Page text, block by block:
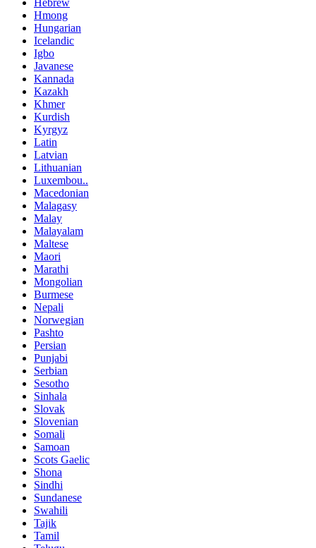
Hebrew
Hmong
Hungarian
Icelandic
Igbo
Javanese
Kannada
Kazakh
Khmer
Kurdish
Kyrgyz
Latin
Latvian
Lithuanian
Luxembou..
Macedonian
Malagasy
Malay
Malayalam
Maltese
Maori
Marathi
Mongolian
Burmese
Nepali
Norwegian
Pashto
Persian
Punjabi
Serbian
Sesotho
Sinhala
Slovak
Slovenian
Somali
Samoan
Scots Gaelic
Shona
Sindhi
Sundanese
Swahili
Tajik
Tamil